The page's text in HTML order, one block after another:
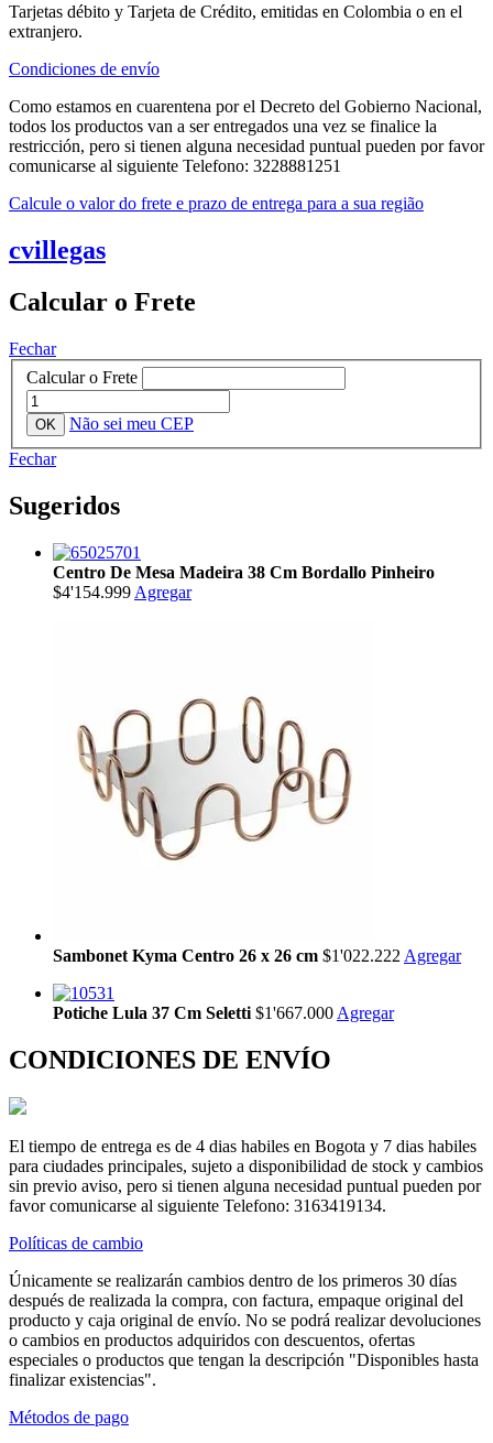
Tarjetas débito y Tarjeta de Crédito, emitidas en Colombia o en el
extranjero.
Condiciones de envío
Como estamos en cuarentena por el Decreto del Gobierno Nacional,
todos los productos van a ser entregados una vez se finalice la
restricción, pero si tienen alguna necesidad puntual pueden por favor
comunicarse al siguiente Telefono: 3228881251
Calcule o valor do frete e prazo de entrega para a sua região
cvillegas
Calcular o Frete
Fechar
Calcular o Frete
Não sei meu CEP
Fechar
Sugeridos
Centro De Mesa Madeira 38 Cm Bordallo Pinheiro
$4'154.999 Agregar
Sambonet Kyma Centro 26 x 26 cm $1'022.222 Agregar
Potiche Lula 37 Cm Seletti $1'667.000 Agregar
CONDICIONES DE ENVÍO
El tiempo de entrega es de 4 dias habiles en Bogota y 7 dias habiles
para ciudades principales, sujeto a disponibilidad de stock y cambios
sin previo aviso, pero si tienen alguna necesidad puntual pueden por
favor comunicarse al siguiente Telefono: 3163419134.
Políticas de cambio
Únicamente se realizarán cambios dentro de los primeros 30 días
después de realizada la compra, con factura, empaque original del
producto y caja original de envío. No se podrá realizar devoluciones
o cambios en productos adquiridos con descuentos, ofertas
especiales o productos que tengan la descripción "Disponibles hasta
finalizar existencias".
Métodos de pago